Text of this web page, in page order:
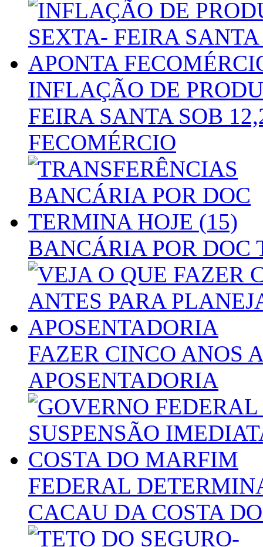
INFLAÇÃO DE
FEIRA SANTA SOB
FECOMÉRCIO
BANCÁRIA POR DOC
FAZER CINCO ANOS
APOSENTADORIA
FEDERAL
CACAU DA COSTA